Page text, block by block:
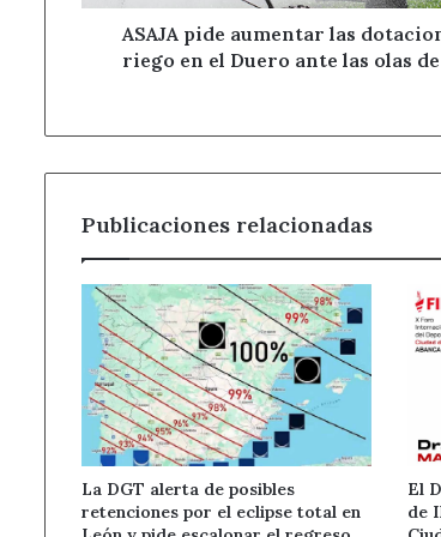
el
Duero
de
ASAJA pide aumentar las
riego en el Duero ante las olas
Publicaciones relacionadas
La DGT alerta de posibles
retenciones por el eclipse total en
El
de